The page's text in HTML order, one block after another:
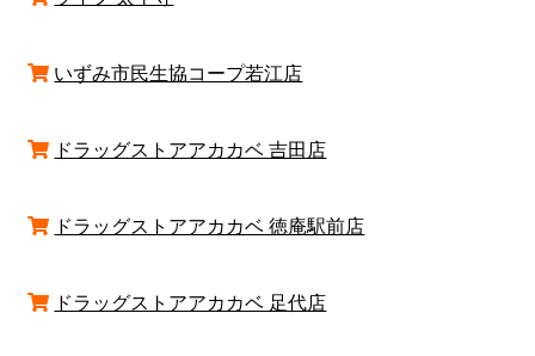
いずみ市民生協コープ若江店
ドラッグストアアカカベ 吉田店
ドラッグストアアカカベ 徳庵駅前店
ドラッグストアアカカベ 足代店